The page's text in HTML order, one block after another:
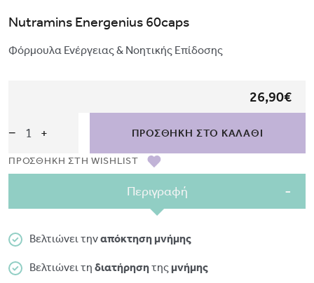
Nutramins Energenius 60caps
Φόρμουλα Ενέργειας & Νοητικής Επίδοσης
26,90€
− + ΠΡΟΣΘΗΚΗ ΣΤΟ ΚΑΛΑΘΙ
ΠΡΟΣΘΗΚΗ ΣΤH WISHLIST
Περιγραφή
Βελτιώνει τηναπόκτησημνήμης
Βελτιώνει τη διατήρησητηςμνήμης